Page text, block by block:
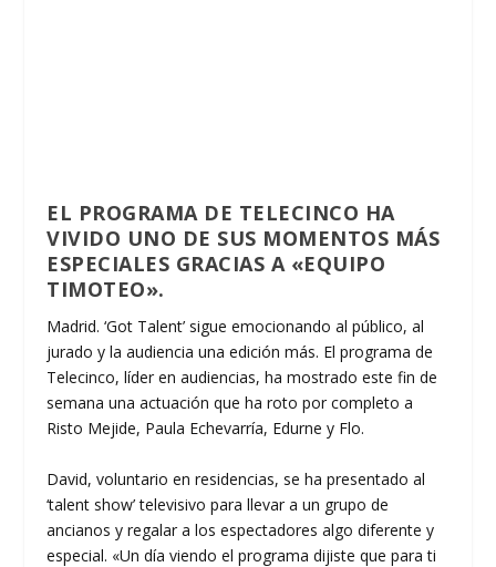
EL PROGRAMA DE TELECINCO HA
VIVIDO UNO DE SUS MOMENTOS MÁS
ESPECIALES GRACIAS A «EQUIPO
TIMOTEO».
Madrid. ‘Got Talent’ sigue emocionando al público, al
jurado y la audiencia una edición más. El programa de
Telecinco, líder en audiencias, ha mostrado este fin de
semana una actuación que ha roto por completo a
Risto Mejide, Paula Echevarría, Edurne y Flo.
David, voluntario en residencias, se ha presentado al
‘talent show’ televisivo para llevar a un grupo de
ancianos y regalar a los espectadores algo diferente y
especial. «Un día viendo el programa dijiste que para ti